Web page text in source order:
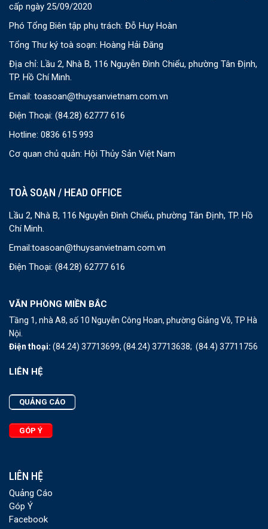
cấp ngày 25/09/2020
Phó Tổng Biên tập phụ trách: Đỗ Huy Hoàn
Tổng Thư ký toà soạn: Hoàng Hải Đăng
Địa chỉ: Lầu 2, Nhà B, 116 Nguyễn Đình Chiểu, phường Tân Định,
TP. Hồ Chí Minh.
Email: toasoan@thuysanvietnam.com.vn
Điện Thoại: (84.28) 62777 616
Hotline: 0836 615 993
Cơ quan chủ quản: Hội Thủy Sản Việt Nam
TOÀ SOẠN / HEAD OFFICE
Lầu 2, Nhà B, 116 Nguyễn Đình Chiểu, phường Tân Định, TP. Hồ
Chí Minh.
Email:toasoan@thuysanvietnam.com.vn
Điện Thoại: (84.28) 62777 616
VĂN PHÒNG MIỀN BẮC
Tầng 1, nhà A8, số 10 Nguyễn Công Hoan, phường Giảng Võ, TP Hà
Nội.
Điện thoại: (84.24) 37713699; (84.24) 37713638; (84.4) 37711756
LIÊN HỆ
QUẢNG CÁO
GÓP Ý
LIÊN HỆ
Quảng Cáo
Góp Ý
Facebook